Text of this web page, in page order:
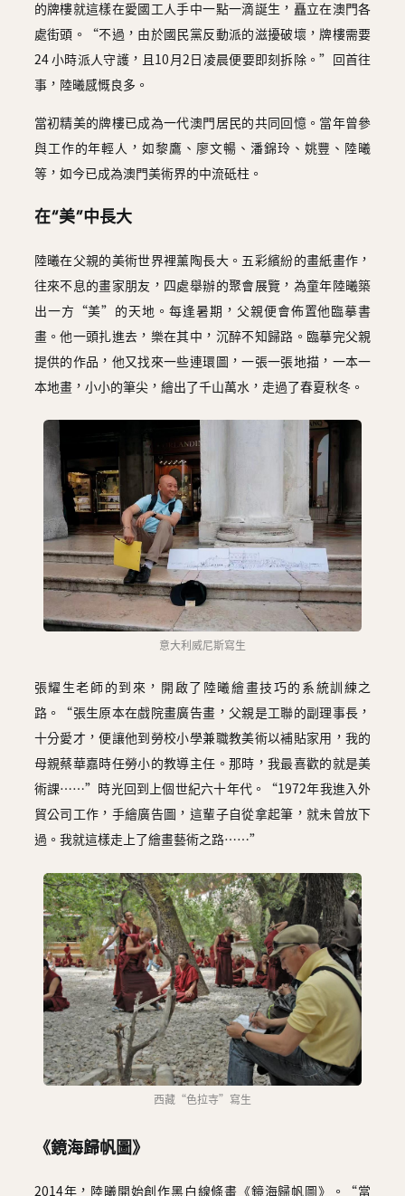
的牌樓就這樣在愛國工人手中一點一滴誕生，矗立在澳門各
處街頭。“不過，由於國民黨反動派的滋擾破壞，牌樓需要
24 小時派人守護，且10月2日凌晨便要即刻拆除。”回首往
事，陸曦感慨良多。
當初精美的牌樓已成為一代澳門居民的共同回憶。當年曾參
與工作的年輕人，如黎鷹、廖文暢、潘錦玲、姚豐、陸曦
等，如今已成為澳門美術界的中流砥柱。
在“美”中長大
陸曦在父親的美術世界裡薰陶長大。五彩繽紛的畫紙畫作，
往來不息的畫家朋友，四處舉辦的聚會展覽，為童年陸曦築
出一方“美”的天地。每逢暑期，父親便會佈置他臨摹書
畫。他一頭扎進去，樂在其中，沉醉不知歸路。臨摹完父親
提供的作品，他又找來一些連環圖，一張一張地描，一本一
本地畫，小小的筆尖，繪出了千山萬水，走過了春夏秋冬。
意大利威尼斯寫生
張耀生老師的到來，開啟了陸曦繪畫技巧的系統訓練之
路。“張生原本在戲院畫廣告畫，父親是工聯的副理事長，
十分愛才，便讓他到勞校小學兼職教美術以補貼家用，我的
母親蔡華嘉時任勞小的教導主任。那時，我最喜歡的就是美
術課……”時光回到上個世紀六十年代。“1972年我進入外
貿公司工作，手繪廣告圖，這輩子自從拿起筆，就未曾放下
過。我就這樣走上了繪畫藝術之路……”
西藏“色拉寺”寫生
《鏡海歸帆圖》
2014年，陸曦開始創作黑白線條畫《鏡海歸帆圖》。“當